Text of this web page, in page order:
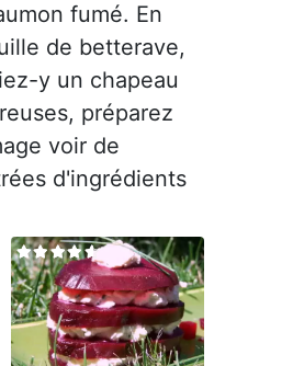
fumé. En
de betterave,
y un chapeau
préparez
voir de
d'ingrédients